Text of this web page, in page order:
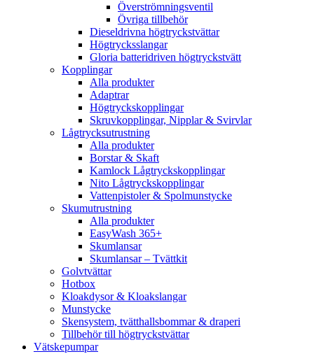
Överströmningsventil
Övriga tillbehör
Dieseldrivna högtryckstvättar
Högtrycksslangar
Gloria batteridriven högtryckstvätt
Kopplingar
Alla produkter
Adaptrar
Högtryckskopplingar
Skruvkopplingar, Nipplar & Svirvlar
Lågtrycksutrustning
Alla produkter
Borstar & Skaft
Kamlock Lågtryckskopplingar
Nito Lågtryckskopplingar
Vattenpistoler & Spolmunstycke
Skumutrustning
Alla produkter
EasyWash 365+
Skumlansar
Skumlansar – Tvättkit
Golvtvättar
Hotbox
Kloakdysor & Kloakslangar
Munstycke
Skensystem, tvätthallsbommar & draperi
Tillbehör till högtryckstvättar
Vätskepumpar